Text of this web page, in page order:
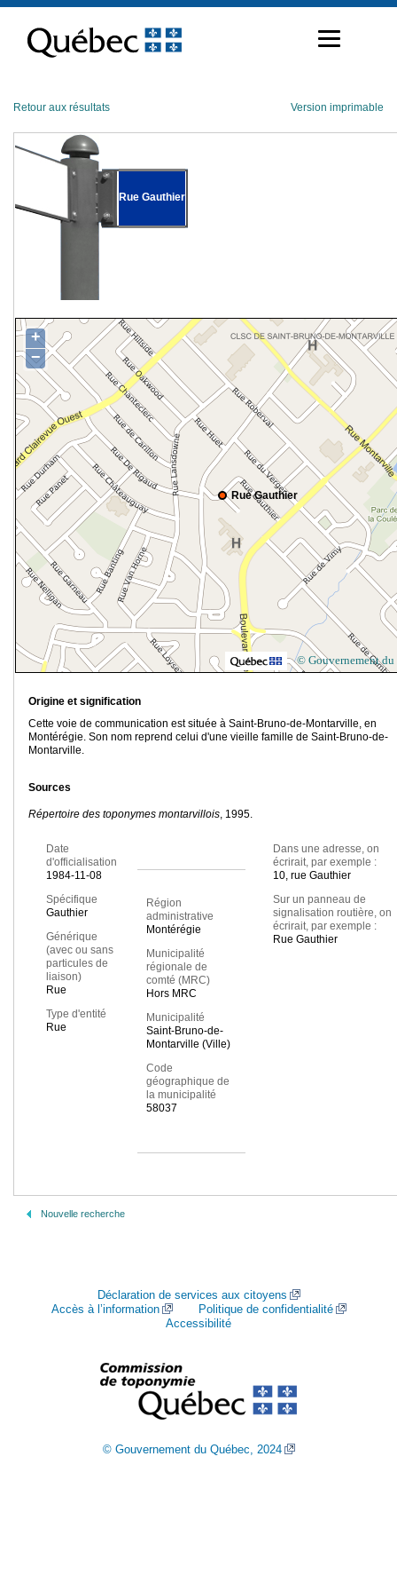
contenu
Retour aux résultats Version imprimable
Rue Gauthier
Rue Gauthier
+
−
© Gouvernement du
Origine et signification
Cette voie de communication est située à Saint-Bruno-de-Montarville, en
Montérégie. Son nom reprend celui d'une vieille famille de Saint-Bruno-de-
Montarville.
Sources
Répertoire des toponymes montarvillois, 1995.
Date
d'officialisation
1984-11-08
Spécifique
Gauthier
Générique
(avec ou sans
particules de
liaison)
Rue
Type d'entité
Rue
Région
administrative
Montérégie
Municipalité
régionale de
comté (MRC)
Hors MRC
Municipalité
Saint-Bruno-de-
Montarville (Ville)
Code
géographique de
la municipalité
58037
Dans une adresse, on
écrirait, par exemple :
10, rue Gauthier
Sur un panneau de
signalisation routière, on
écrirait, par exemple :
Rue Gauthier
Nouvelle recherche
Déclaration de services aux citoyens
Accès à l’information
Politique de confidentialité
Accessibilité
© Gouvernement du Québec, 2024